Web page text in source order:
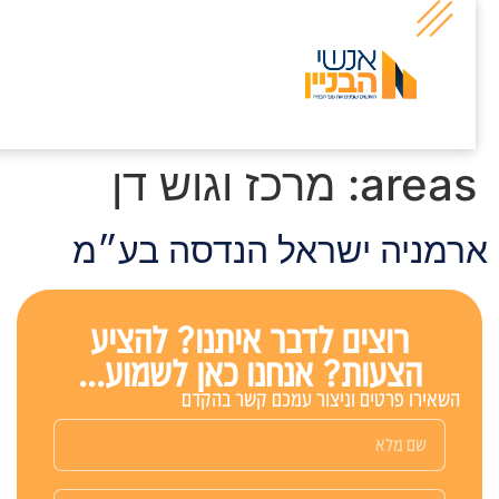
areas: מרכז וגוש דן
ישראל הנדסה בע״מ
רוצים לדבר איתנו? להציע
הצעות? אנחנו כאן לשמוע...
השאירו פרטים וניצור עמכם קשר בהקדם